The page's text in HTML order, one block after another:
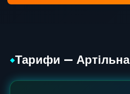
◆Тарифи — Артільна